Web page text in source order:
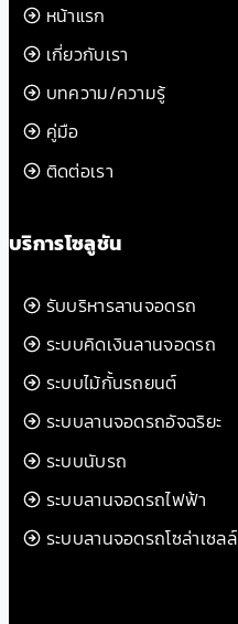
หน้าแรก
เกี่ยวกับเรา
บทความ/ความรู้
คู่มือ
ติดต่อเรา
บริการโซลูชัน
รับบริหารลานจอดรถ
ระบบคิดเงินลานจอดรถ
ระบบไม้กั้นรถยนต์
ระบบลานจอดรถอัจฉริยะ
ระบบนับรถ
ระบบลานจอดรถไฟฟ้า
ระบบลานจอดรถโซล่าเซลล์